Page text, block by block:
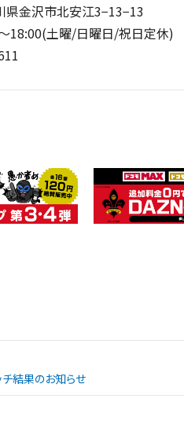
県金沢市北安江3−13−13
18:00(土曜/日曜日/祝日定休)
チ結果のお知らせ